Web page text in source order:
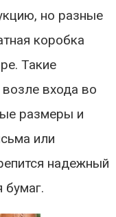
но разные
коробка
Такие
входа во
размеры и
или
надежный
бумаг.